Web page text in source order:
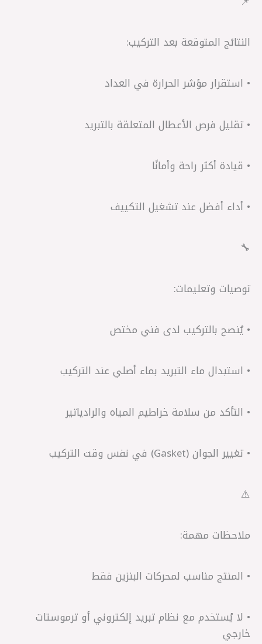
النتائج المتوقعة بعد التركيب:
• استقرار مؤشر الحرارة في العداد
• تقليل فرص الأعطال المتعلقة بالتبريد
• قيادة أكثر راحة وأمانًا
• أداء أفضل عند تشغيل التكييف
🔧
توصيات وتعليمات:
• يُنصح بالتركيب لدى فني مختص
• استبدال ماء التبريد بماء أصلي عند التركيب
• التأكد من سلامة خراطيم المياه والرادياتير
• تغيير الجوان (Gasket) في نفس وقت التركيب
⚠️
ملاحظات مهمة:
• المنتج مناسب لمحركات البنزين فقط
• لا يُستخدم مع نظام تبريد إلكتروني أو ترموستات
خارجي